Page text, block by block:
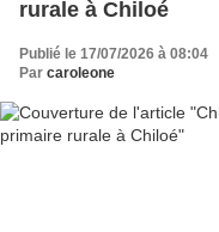
rurale à Chiloé
Publié le 17/07/2026 à 08:04
Par caroleone